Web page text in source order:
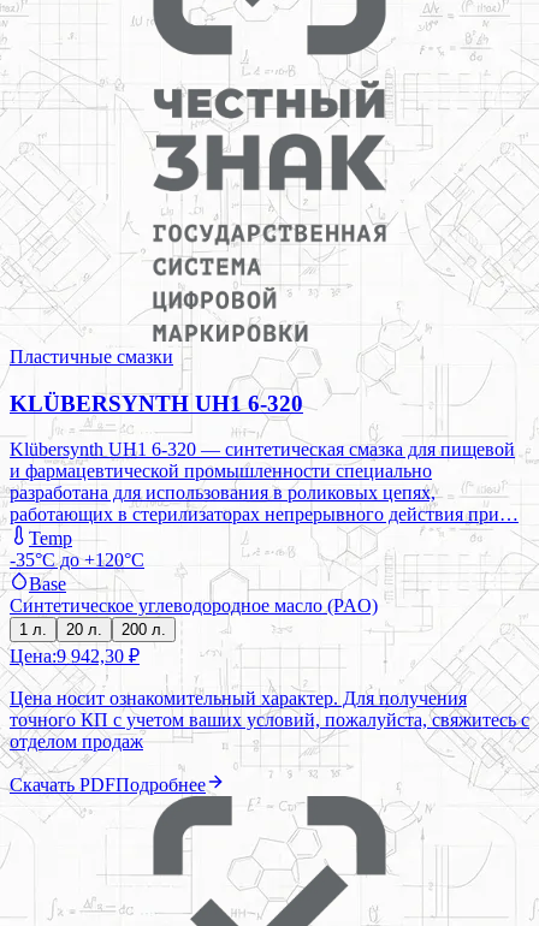
Пластичные смазки
KLÜBERSYNTH UH1 6-320
Klübersynth UH1 6-320 — синтетическая смазка для пищевой
и фармацевтической промышленности специально
разработана для использования в роликовых цепях,
работающих в стерилизаторах непрерывного действия при…
Temp
-35°C до +120°C
Base
Синтетическое углеводородное масло (PAO)
1 л. 20 л. 200 л.
Цена:9 942,30 ₽
Цена носит ознакомительный характер. Для получения
точного КП с учетом ваших условий, пожалуйста, свяжитесь с
отделом продаж
Скачать PDFПодробнее